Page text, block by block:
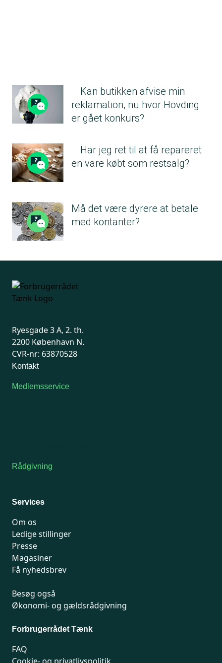
Kan butikken afvise min
reklamation, nu hvor Hövding
er gået konkurs?
Har jeg ret til at få repareret
en vare købt som restsalg?
Må det være dyrere at betale
med kontanter?
Ryesgade 3 A, 2. th.
2200 København N.
CVR-nr: 63870528
Kontakt
Medlemsservice
Rådgivning
Services
Om os
Ledige stillinger
Presse
Magasiner
Få nyhedsbrev
Besøg også
Økonomi- og gældsrådgivning
Forbrugerrådet Tænk
FAQ